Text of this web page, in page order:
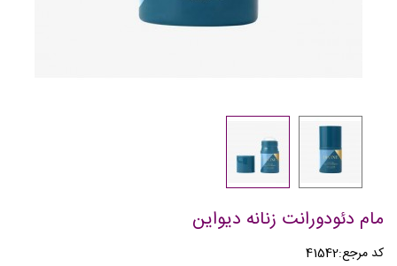
مام دئودورانت زنانه دیواین
کد مرجع:41542